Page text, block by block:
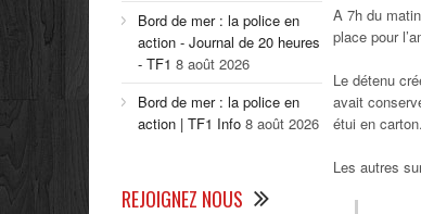
A 7h du
place pour
Le détenu
avait
étui en
Les autres
Bord de mer : la police en
action - Journal de 20 heures
- TF1 8 août 2026
Bord de mer : la police en
action | TF1 Info 8 août 2026
REJOIGNEZ NOUS